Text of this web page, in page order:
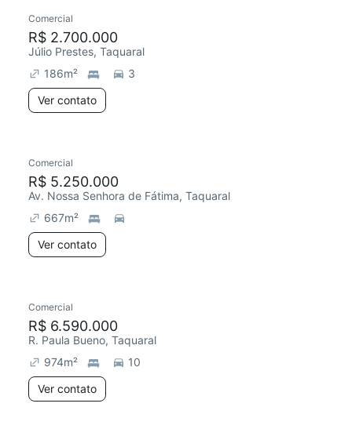
Comercial
R$ 2.700.000
Júlio Prestes, Taquaral
186m²
3
Ver contato
Comercial
R$ 5.250.000
Av. Nossa Senhora de Fátima, Taquaral
667m²
Ver contato
Comercial
R$ 6.590.000
R. Paula Bueno, Taquaral
974m²
10
Ver contato